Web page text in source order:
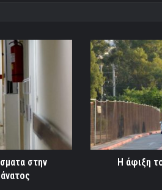
στην
Η
άφιξη
του
Θρύλου
στον
Ναό
(video)
Η άφιξη